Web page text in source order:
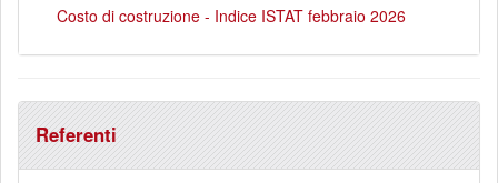
Costo di costruzione - Indice ISTAT febbraio 2026
Referenti